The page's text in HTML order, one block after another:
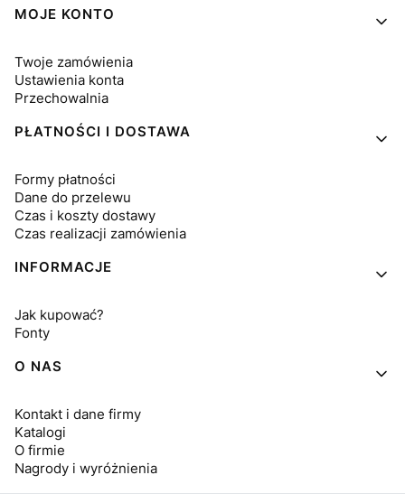
MOJE KONTO
Twoje zamówienia
Ustawienia konta
Przechowalnia
PŁATNOŚCI I DOSTAWA
Formy płatności
Dane do przelewu
Czas i koszty dostawy
Czas realizacji zamówienia
INFORMACJE
Jak kupować?
Fonty
O NAS
Kontakt i dane firmy
Katalogi
O firmie
Nagrody i wyróżnienia